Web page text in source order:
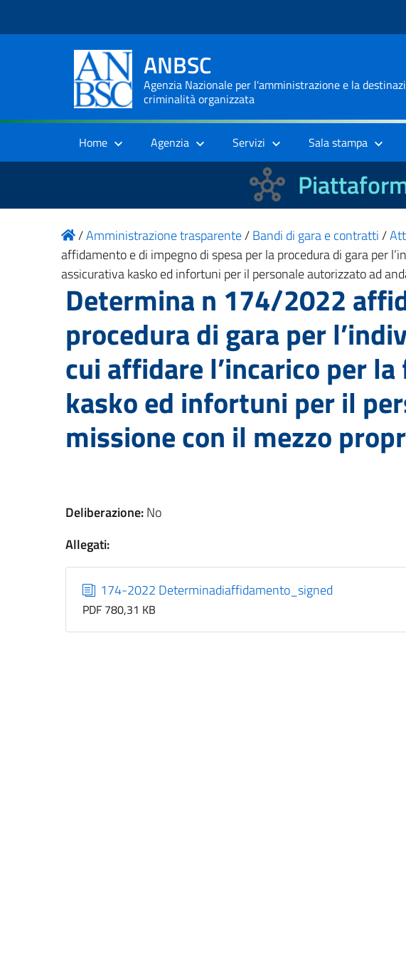
ANBSC
Agenzia Nazionale per l'amministrazione e la
criminalità organizzata
Home Agenzia Servizi Sala stampa
/Amministrazione trasparente/Bandi di gara e contratti/
affidamento e di impegno di spesa per la procedura di gara per
assicurativa kasko ed infortuni per il personale autorizzato ad
Determina n 174/2022
procedura di gara per
cui affidare l’incarico per
kasko ed infortuni per il
missione con il mezzo
Deliberazione:No
Allegati:
174-2022 Determinadiaffidamento_signed
PDF 780,31 KB